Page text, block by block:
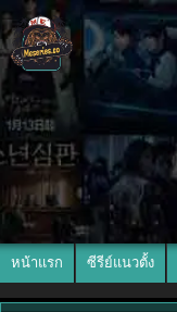
หน้าแรก ซีรีย์แนวตั้ง